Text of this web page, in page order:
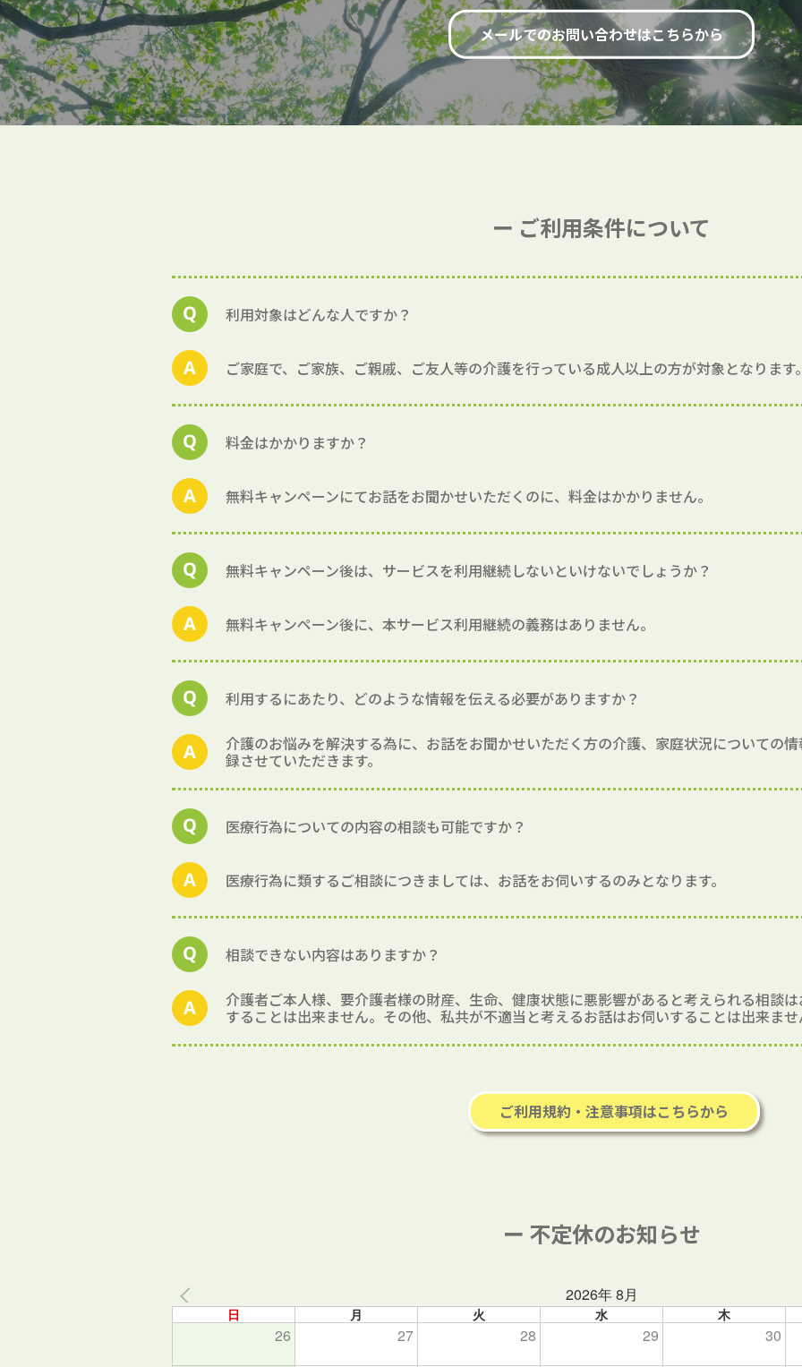
メールでのお問い合わせはこちらから
ー ご利用条件について
利用対象はどんな人ですか？
ご家庭で、ご家族、ご親戚、ご友人等の介護を行っている成人以上の方が対象となります
料金はかかりますか？
無料キャンペーンにてお話をお聞かせいただくのに、料金はかかりません。
無料キャンペーン後は、サービスを利用継続しないといけないでしょうか？
無料キャンペーン後に、本サービス利用継続の義務はありません。
利用するにあたり、どのような情報を伝える必要がありますか？
介護のお悩みを解決する為に、お話をお聞かせいただく方の介護、家庭状況についての
録させていただきます。
医療行為についての内容の相談も可能ですか？
医療行為に類するご相談につきましては、お話をお伺いするのみとなります。
相談できない内容はありますか？
介護者ご本人様、要介護者様の財産、生命、健康状態に悪影響があると考えられる相談
することは出来ません。その他、私共が不適当と考えるお話はお伺いすることは出来ま
ご利用規約・注意事項はこちらから
ー 不定休のお知らせ
2026年 8月
日 月 火 水 木
26 27 28 29 30